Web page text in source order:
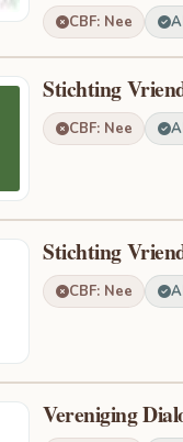
CBF: Nee
Stichting
CBF: Nee
Stichting
CBF: Nee
Vereniging